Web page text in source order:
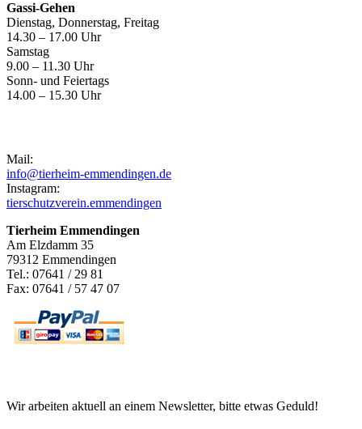
Gassi-Gehen
Dienstag, Donnerstag, Freitag
14.30 – 17.00 Uhr
Samstag
9.00 – 11.30 Uhr
Sonn- und Feiertags
14.00 – 15.30 Uhr
Mail:
info@tierheim-emmendingen.de
Instagram:
tierschutzverein.emmendingen
Tierheim Emmendingen
Am Elzdamm 35
79312 Emmendingen
Tel.: 07641 / 29 81
Fax: 07641 / 57 47 07
Wir arbeiten aktuell an einem Newsletter, bitte etwas Geduld!